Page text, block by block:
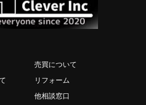
売買について
リフォーム
他相談窓口